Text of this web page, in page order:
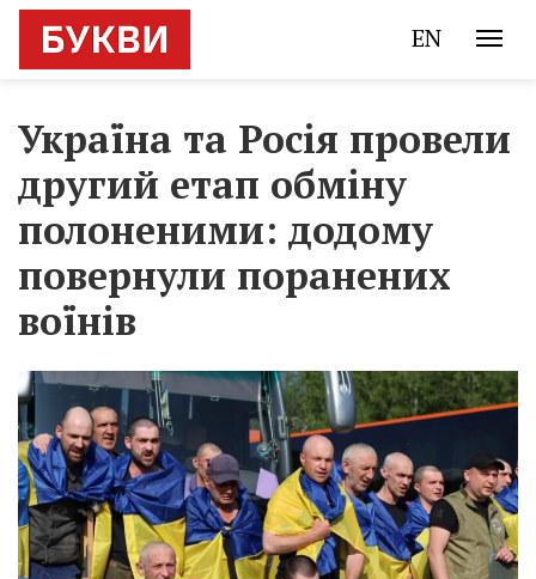
EN
Україна та Росія провели
другий етап обміну
полоненими: додому
повернули поранених
воїнів